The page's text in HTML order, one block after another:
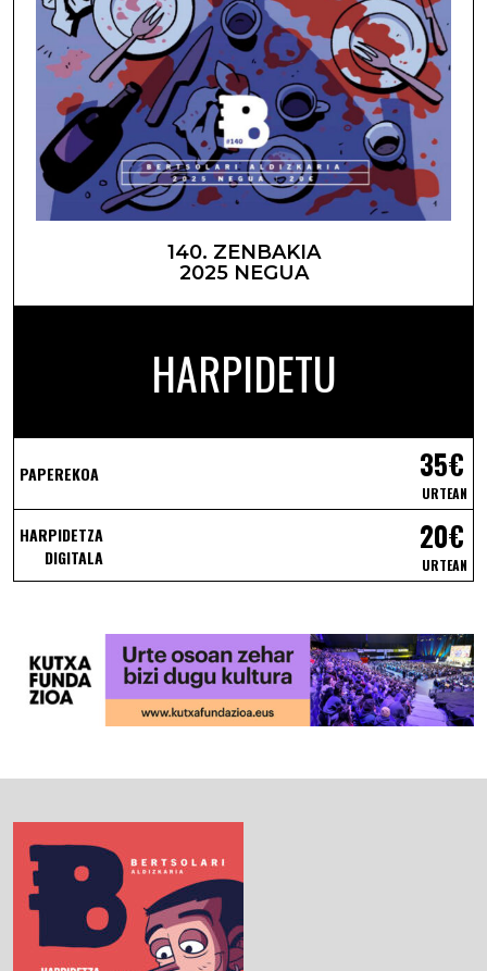
140. ZENBAKIA
2025 NEGUA
HARPIDETU
PAPEREKOA 35€
URTEAN
HARPIDETZA
DIGITALA
20€
URTEAN